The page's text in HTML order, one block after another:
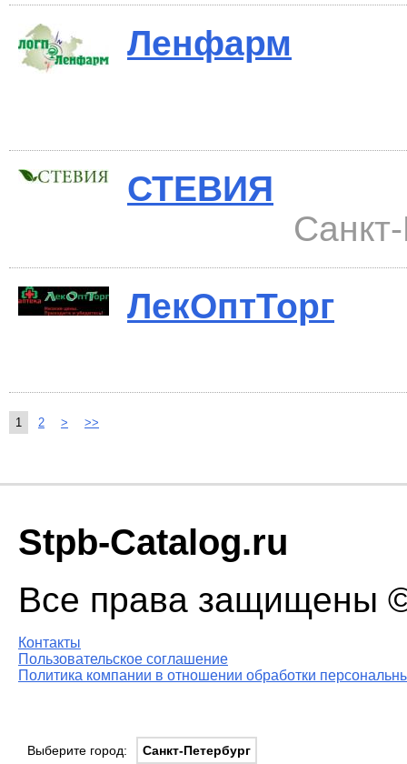
Ленфарм
СТЕВИЯ
ЛекОптТорг
1 2 > >>
Stpb-Catalog.ru
Все права защищены
Контакты
Пользовательское соглашение
Политика компании в отношении обработки
Выберите город: Санкт-Петербург